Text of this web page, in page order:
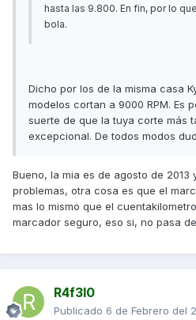
hasta las 9.800. En fin, por lo
bola.
Dicho por los de la misma casa
modelos cortan a 9000 RPM. Es
suerte de que la tuya corte más
excepcional. De todos modos
Bueno, la mia es de agosto de 2013
problemas, otra cosa es que el
mas lo mismo que el
marcador seguro, eso si, no pasa de
R4f3l0
Publicado 6 de Febrero del